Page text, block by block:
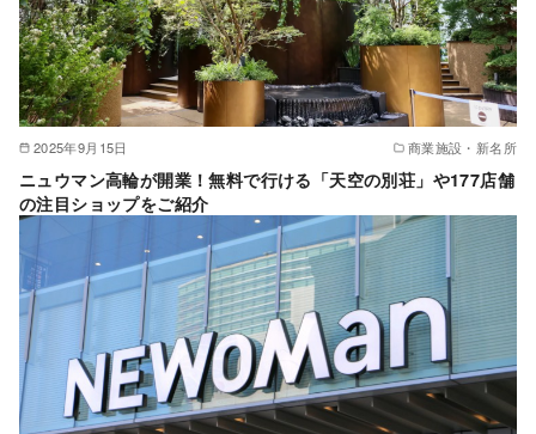
2025年9月15日 商業施設・新名所
ニュウマン高輪が開業！無料で行ける「天空の別荘」や177店舗
の注目ショップをご紹介